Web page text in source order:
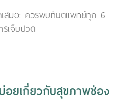
สมอ: ควรพบทันตแพทย์ทุก 6
รเจ็บปวด
ยเกี่ยวกับสุขภาพช่อง